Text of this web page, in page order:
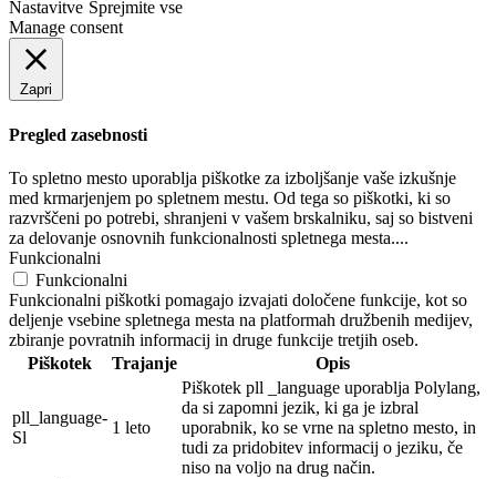
Nastavitve Sprejmite vse
Manage consent
Zapri
Pregled zasebnosti
To spletno mesto uporablja piškotke za izboljšanje vaše izkušnje
med krmarjenjem po spletnem mestu. Od tega so piškotki, ki so
razvrščeni po potrebi, shranjeni v vašem brskalniku, saj so bistveni
za delovanje osnovnih funkcionalnosti spletnega mesta....
Funkcionalni
Funkcionalni
Funkcionalni piškotki pomagajo izvajati določene funkcije, kot so
deljenje vsebine spletnega mesta na platformah družbenih medijev,
zbiranje povratnih informacij in druge funkcije tretjih oseb.
Piškotek
Trajanje Opis
pll_language-
Sl
1 leto
Piškotek pll _language uporablja Polylang,
da si zapomni jezik, ki ga je izbral
uporabnik, ko se vrne na spletno mesto, in
tudi za pridobitev informacij o jeziku, če
niso na voljo na drug način.